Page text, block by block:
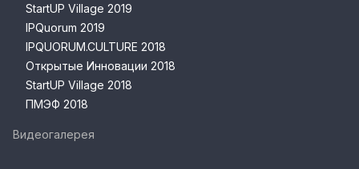
StartUP Village 2019
IPQuorum 2019
IPQUORUM.CULTURE 2018
Открытые Инновации 2018
StartUP Village 2018
ПМЭФ 2018
Видеогалерея